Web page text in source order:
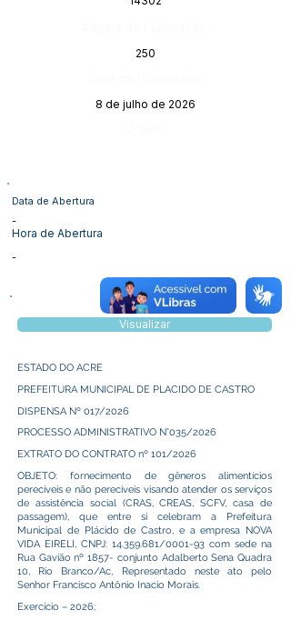
250
8 de julho de 2026
Data de Abertura
-
Hora de Abertura
-
Visualizar
ESTADO DO ACRE
PREFEITURA MUNICIPAL DE PLACIDO DE CASTRO
DISPENSA Nº 017/2026
PROCESSO ADMINISTRATIVO N°035/2026
EXTRATO DO CONTRATO nº 101/2026
OBJETO: fornecimento de gêneros alimentícios
perecíveis e não perecíveis visando atender os serviços
de assistência social (CRAS, CREAS, SCFV, casa de
passagem), que entre si celebram a Prefeitura
Municipal de Plácido de Castro, e a empresa NOVA
VIDA EIRELI, CNPJ: 14.359.681/0001-93 com sede na
Rua Gavião nº 1857- conjunto Adalberto Sena Quadra
10, Rio Branco/Ac, Representado neste ato pelo
Senhor Francisco Antônio Inacio Morais.
Exercício – 2026;